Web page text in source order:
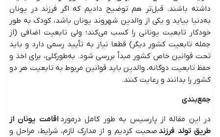
داشته باشند. قبل‌تر هم توضیح دادیم که اگر فرزند در یونان
به‌دنیا بیاید و یکی از والدین شهروند یونان باشد، کودک به طور
خودکار تابعیت یونانی را کسب می‌کند؛ ولی تابعیت اضافی (از
جمله تابعیت کشور دیگر) قطعا نیاز به تأیید رسمی دارد و باید
تحت قوانین خاص کشور مبدأ بررسی شود. به‌طورکلی، برای اخذ و
حفظ تابعیت دوگانه، والدین باید قوانین مربوط به تابعیت هر دو
کشور را بدانند و رعایت کنند.
جمع‌بندی
در این مقاله از پارسیس به طور کامل درمورداقامت یونان از
طریق تولد فرزندصحبت کردیم و از مدارک لازم، شرایط، مراحل و